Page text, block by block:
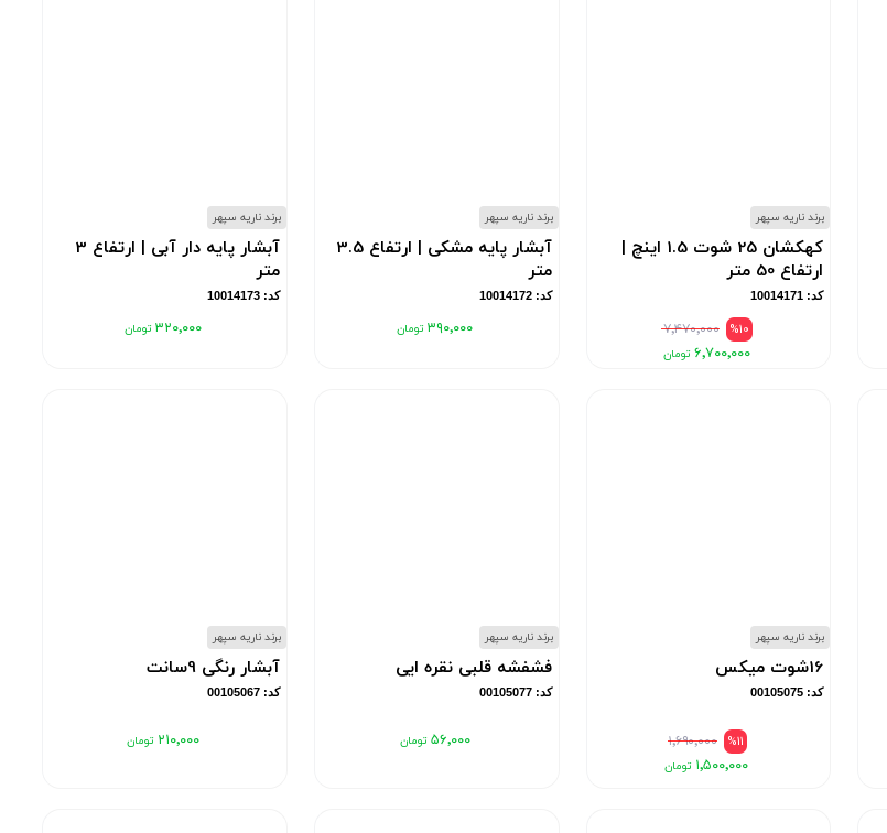
برند ناریه سپهر
کهکشان 25 شوت 1.5 اینچ |
ارتفاع 50 متر
کد: 10014171
%10 ۷٬۴۷۰٬۰۰۰
۶٬۷۰۰٬۰۰۰
برند ناریه سپهر
آبشار پایه مشکی | ارتفاع 3.5
متر
کد: 10014172
۳۹۰٬۰۰۰
برند ناریه سپهر
آبشار پایه دار آبی | ارتفاع 3
متر
کد: 10014173
۳۲۰٬۰۰۰
برند ناریه سپهر
16شوت میکس
کد: 00105075
%11 ۱٬۶۹۰٬۰۰۰
۱٬۵۰۰٬۰۰۰
برند ناریه سپهر
فشفشه قلبی نقره ایی
کد: 00105077
۵۶٬۰۰۰
برند ناریه سپهر
آبشار رنگی 9سانت
کد: 00105067
۲۱۰٬۰۰۰